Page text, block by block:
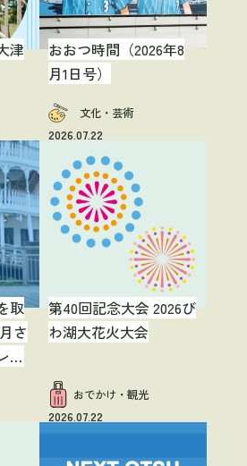
津
おおつ時間（2026年8
月1日号）
文化・芸術
2026.07.22
取
さ
ポ
第40回記念大会 2026び
わ湖大花火大会
おでかけ・観光
2026.07.22